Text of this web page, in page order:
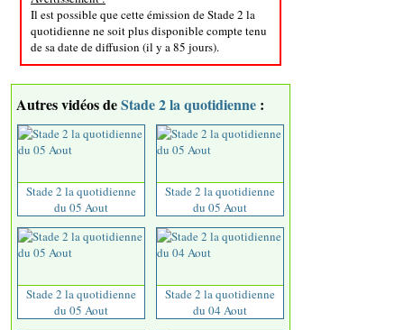
Il est possible que cette émission de Stade 2 la
quotidienne ne soit plus disponible compte tenu
de sa date de diffusion (il y a 85 jours).
Autres vidéos deStade 2 la quotidienne :
Stade 2 la quotidienne
du 05 Aout
Stade 2 la quotidienne
du 05 Aout
Stade 2 la quotidienne
du 05 Aout
Stade 2 la quotidienne
du 04 Aout